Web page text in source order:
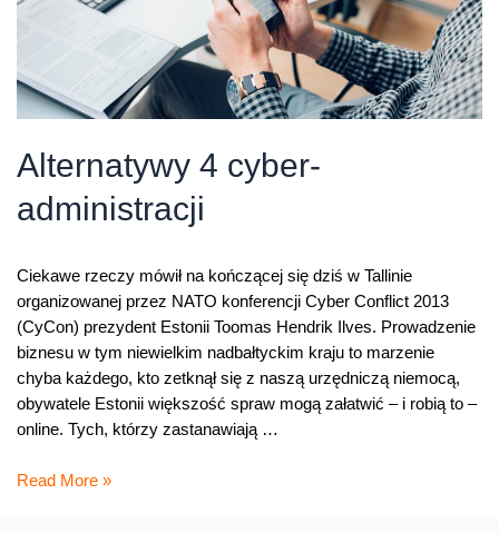
Alternatywy 4 cyber-
administracji
Ciekawe rzeczy mówił na kończącej się dziś w Tallinie
organizowanej przez NATO konferencji Cyber Conflict 2013
(CyCon) prezydent Estonii Toomas Hendrik Ilves. Prowadzenie
biznesu w tym niewielkim nadbałtyckim kraju to marzenie
chyba każdego, kto zetknął się z naszą urzędniczą niemocą,
obywatele Estonii większość spraw mogą załatwić – i robią to –
online. Tych, którzy zastanawiają …
Alternatywy
Read More »